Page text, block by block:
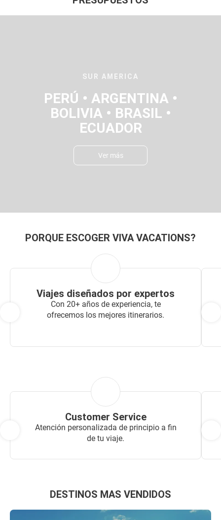
SUR AMERICA
PERÚ • ARGENTINA •
BOLIVIA • BRASIL •
ECUADOR
Ver más
PORQUE ESCOGER VIVA VACATIONS?
Viajes diseñados por expertos
Con 20+ años de experiencia, te
ofrecemos los mejores itinerarios.
Customer Service
Atención personalizada de principio a fin
de tu viaje.
DESTINOS MAS VENDIDOS